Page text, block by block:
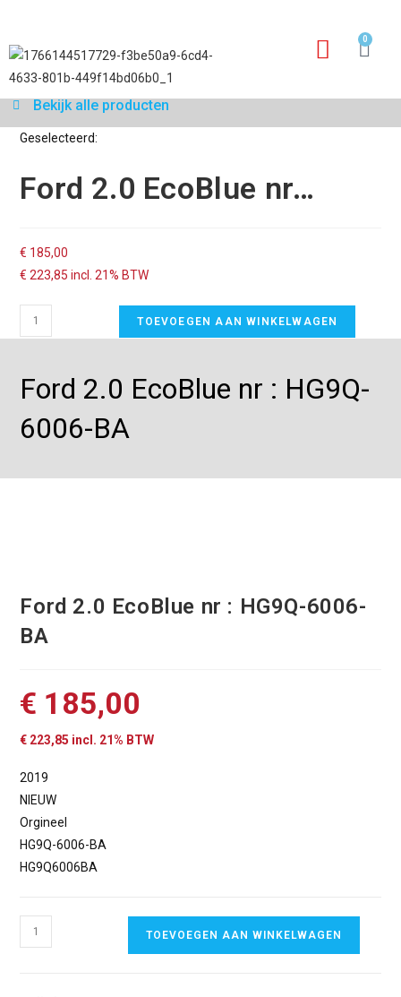
0
Bekijk alle producten
Geselecteerd:
Ford 2.0 EcoBlue nr…
€ 185,00
€ 223,85 incl. 21% BTW
TOEVOEGEN AAN WINKELWAGEN
Ford 2.0 EcoBlue nr : HG9Q-
6006-BA
Ford 2.0 EcoBlue nr : HG9Q-6006-
BA
€ 185,00
€ 223,85 incl. 21% BTW
2019
NIEUW
Orgineel
HG9Q-6006-BA
HG9Q6006BA
TOEVOEGEN AAN WINKELWAGEN